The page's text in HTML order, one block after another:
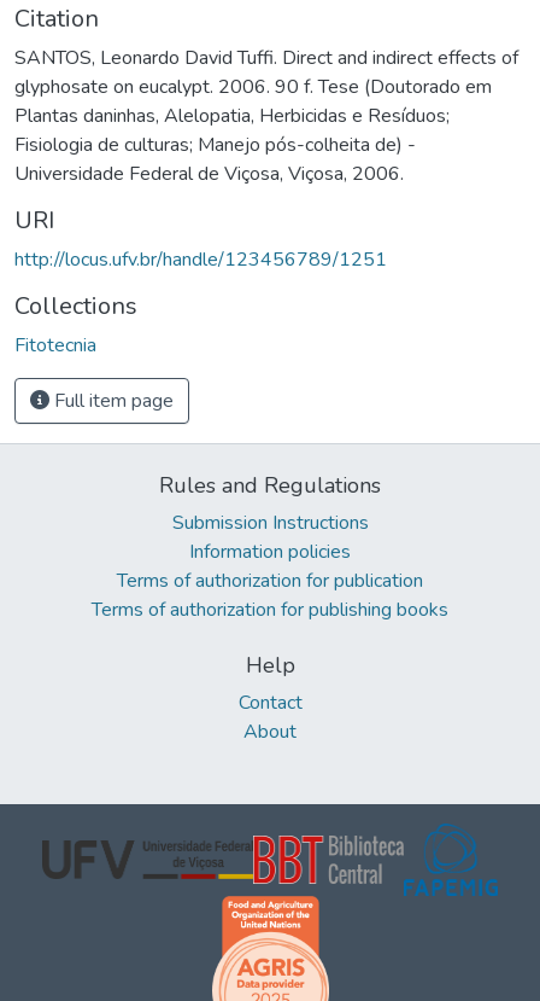
Citation
SANTOS, Leonardo David Tuffi. Direct and indirect effects of
glyphosate on eucalypt. 2006. 90 f. Tese (Doutorado em
Plantas daninhas, Alelopatia, Herbicidas e Resíduos;
Fisiologia de culturas; Manejo pós-colheita de) -
Universidade Federal de Viçosa, Viçosa, 2006.
URI
http://locus.ufv.br/handle/123456789/1251
Collections
Fitotecnia
Full item page
Rules and Regulations
Submission Instructions
Information policies
Terms of authorization for publication
Terms of authorization for publishing books
Help
Contact
About